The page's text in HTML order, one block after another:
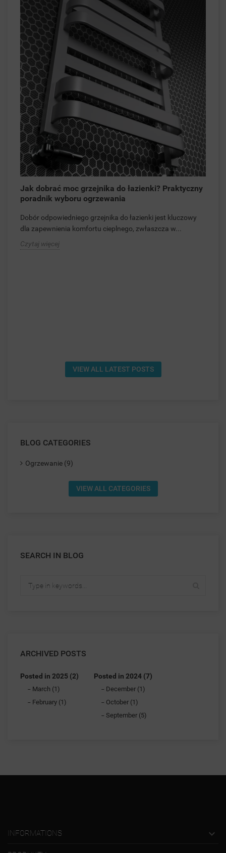
Jak dobrać moc grzejnika do łazienki? Praktyczny
poradnik wyboru ogrzewania
Dobór odpowiedniego grzejnika do łazienki jest kluczowy
dla zapewnienia komfortu cieplnego, zwłaszcza w...
Czytaj więcej
VIEW ALL LATEST POSTS
BLOG CATEGORIES
Ogrzewanie (9)
VIEW ALL CATEGORIES
SEARCH IN BLOG
ARCHIVED POSTS
Posted in 2025 (2)
March (1)
February (1)
Posted in 2024 (7)
December (1)
October (1)
September (5)
INFORMATIONS 